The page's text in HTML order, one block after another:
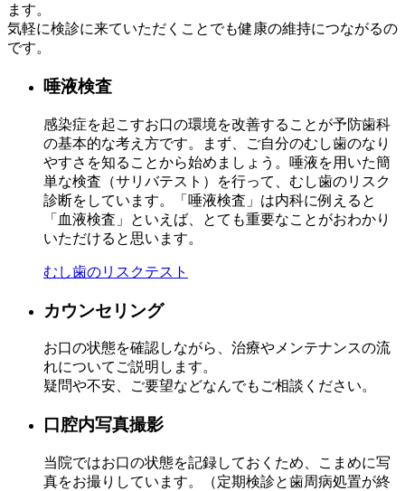
ます。
気軽に検診に来ていただくことでも健康の維持につながるの
です。
唾液検査
感染症を起こすお口の環境を改善することが予防歯科
の基本的な考え方です。
まず、ご自分のむし歯のなり
やすさを知ることから始めましょう。唾液を用いた簡
単な検査（サリバテスト）を行って、むし歯のリスク
診断をしています。「唾液検査」は内科に例えると
「血液検査」といえば、とても重要なことがおわかり
いただけると思います。
むし歯のリスクテスト
カウンセリング
お口の状態を確認しながら、治療やメンテナンスの流
れについてご説明します。
疑問や不安、ご要望などなんでもご相談ください。
口腔内写真撮影
当院ではお口の状態を記録しておくため、こまめに写
真をお撮りしています。（定期検診と歯周病処置が終